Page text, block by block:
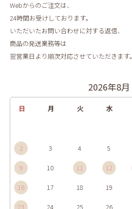
Webからのご注文は、
24時間お受けしております。
いただいたお問い合わせに対する返信、
商品の発送業務等は
翌営業日より順次対応させていただきます。
2026年8月
日 月 火 水
2 3 4 5
9 10 11 12
16 17 18 19
23 24 25 26